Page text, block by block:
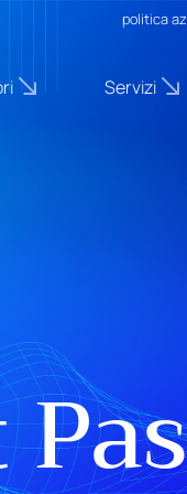
politica
Servizi